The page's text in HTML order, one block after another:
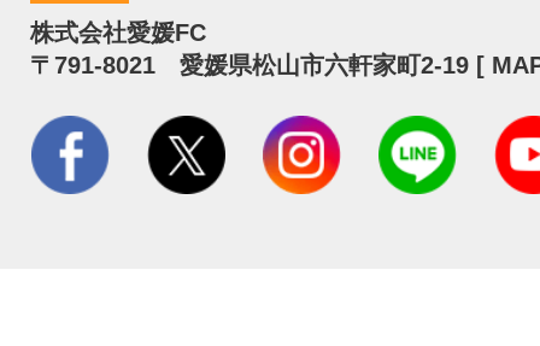
株式会社愛媛FC
〒791-8021 愛媛県松山市六軒家町2-19 [